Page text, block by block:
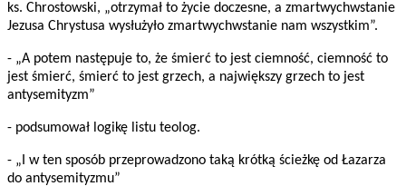
ks. Chrostowski, „otrzymał to życie doczesne, a zmartwychwstanie
Jezusa Chrystusa wysłużyło zmartwychwstanie nam wszystkim”.
- „A potem następuje to, że śmierć to jest ciemność, ciemność to
jest śmierć, śmierć to jest grzech, a największy grzech to jest
antysemityzm”
- podsumował logikę listu teolog.
- „I w ten sposób przeprowadzono taką krótką ścieżkę od Łazarza
do antysemityzmu”